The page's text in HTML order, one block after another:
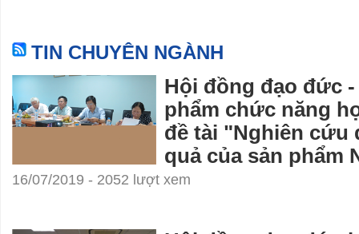
TIN CHUYÊN NGÀNH
Hội đồng đạo đức
phẩm chức năng
đề tài "Nghiên cứu
quả của sản phẩm
16/07/2019 - 2052 lượt xem